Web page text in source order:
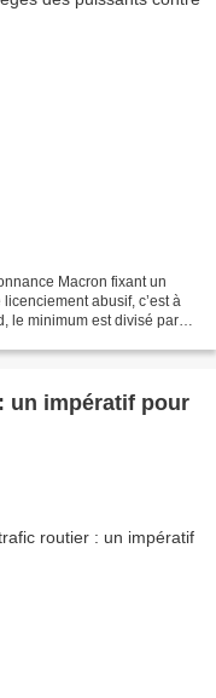
Macron fixant un
abusif, c’est à
le minimum est divisé par
un impératif pour